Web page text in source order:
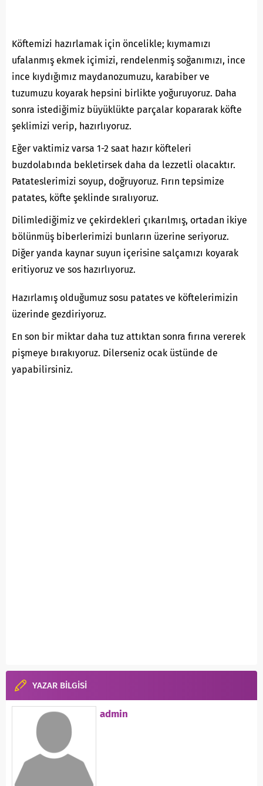
Köftemizi hazırlamak için öncelikle; kıymamızı
ufalanmış ekmek içimizi, rendelenmiş soğanımızı, ince
ince kıydığımız maydanozumuzu, karabiber ve
tuzumuzu koyarak hepsini birlikte yoğuruyoruz. Daha
sonra istediğimiz büyüklükte parçalar kopararak köfte
şeklimizi verip, hazırlıyoruz.
Eğer vaktimiz varsa 1-2 saat hazır köfteleri
buzdolabında bekletirsek daha da lezzetli olacaktır.
Patateslerimizi soyup, doğruyoruz. Fırın tepsimize
patates, köfte şeklinde sıralıyoruz.
Dilimlediğimiz ve çekirdekleri çıkarılmış, ortadan ikiye
bölünmüş biberlerimizi bunların üzerine seriyoruz.
Diğer yanda kaynar suyun içerisine salçamızı koyarak
eritiyoruz ve sos hazırlıyoruz.
Hazırlamış olduğumuz sosu patates ve köftelerimizin
üzerinde gezdiriyoruz.
En son bir miktar daha tuz attıktan sonra fırına vererek
pişmeye bırakıyoruz. Dilerseniz ocak üstünde de
yapabilirsiniz.
YAZAR BİLGİSİ
admin